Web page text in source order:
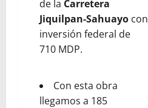
de la Carretera
Jiquilpan-Sahuayo con
inversión federal de
710 MDP.
Con esta obra
llegamos a 185